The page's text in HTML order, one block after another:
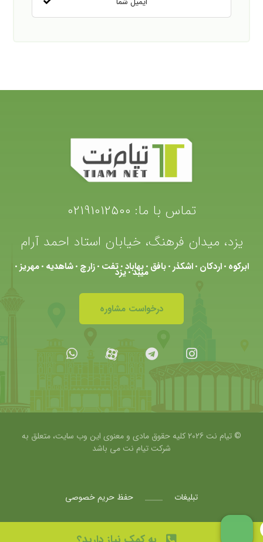
تماس با ما: 02191012500
یزد، میدان فرهنگ، خیابان استاد احمد آرام
ابرکوه •اردکان •اشکذر •بافق •بهاباد •تفت •زارچ •شاهدیه •مهریز • میبد•یزد
درخواست مشاوره
© تیام نت 2026 کلیه حقوق مادی و معنوی این وب سایت، متعلق به
شرکتتیام نت می باشد
حفظ حریم خصوصی تبلیغات